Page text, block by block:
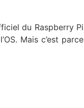
du Raspberry Pi
Mais c’est parce